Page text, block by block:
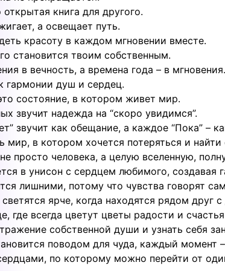
книга для другого.
а освещает путь.
красоту в каждом мгновении вместе.
становится твоим собственным.
в вечность, а времена года – в мгновения.
гармонии душ и сердец.
состояние, в котором живет мир.
звучит надежда на “скоро увидимся”.
звучит как обещание, а каждое “Пока” –
мир, в котором хочется потеряться и найти
просто человека, а целую вселенную,
в унисон с сердцем любимого, создавая
лишними, потому что чувства говорят
ярче, когда находятся рядом друг
где всегда цветут цветы радости и
собственной души и узнать себя
поводом для чуда, каждый момент
по которому можно перейти от